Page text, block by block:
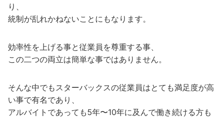
り、
統制が乱れかねないことにもなります。
効率性を上げる事と従業員を尊重する事、
この二つの両立は簡単な事ではありません。
そんな中でもスターバックスの従業員はとても満足度が高
い事で有名であり、
アルバイトであっても5年〜10年に及んで働き続ける方も